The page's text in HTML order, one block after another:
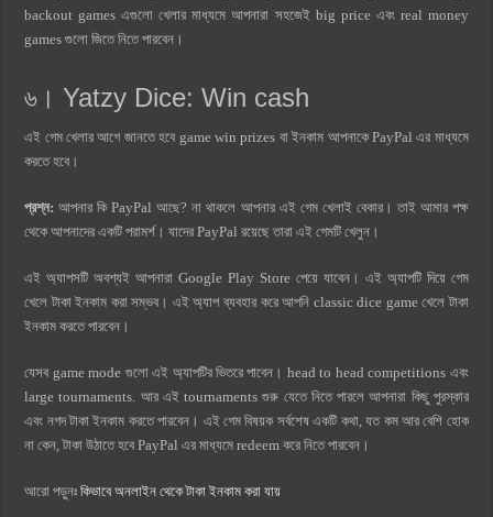
backout games এগুলো খেলার মাধ্যমে আপনারা সহজেই big price এবং real money
games গুলো জিতে নিতে পারবেন।
৬। Yatzy Dice: Win cash
এই গেম খেলার আগে জানতে হবে game win prizes বা ইনকাম আপনাকে PayPal এর মাধ্যমে
করতে হবে।
প্রশ্ন:আপনার কি PayPal আছে? না থাকলে আপনার এই গেম খেলাই বেকার। তাই আমার পক্ষ
থেকে আপনাদের একটি পরামর্শ। যাদের PayPal রয়েছে তারা এই গেমটি খেলুন।
এই অ্যাপসটি অবশ্যই আপনারা Google Play Store পেয়ে যাবেন। এই অ্যাপটি দিয়ে গেম
খেলে টাকা ইনকাম করা সম্ভব। এই অ্যাপ ব্যবহার করে আপনি classic dice game খেলে টাকা
ইনকাম করতে পারবেন।
যেসব game mode গুলো এই অ্যাপটির ভিতরে পাবেন। head to head competitions এবং
large tournaments. আর এই tournaments গুরু যেতে নিতে পারলে আপনারা কিছু পুরস্কার
এবং নগদ টাকা ইনকাম করতে পারবেন। এই গেম বিষয়ক সর্বশেষ একটি কথা, যত কম আর বেশি হোক
না কেন, টাকা উঠাতে হবে PayPal এর মাধ্যমে redeem করে নিতে পারবেন।
আরো পড়ুনঃকিভাবে অনলাইন থেকে টাকা ইনকাম করা যায়